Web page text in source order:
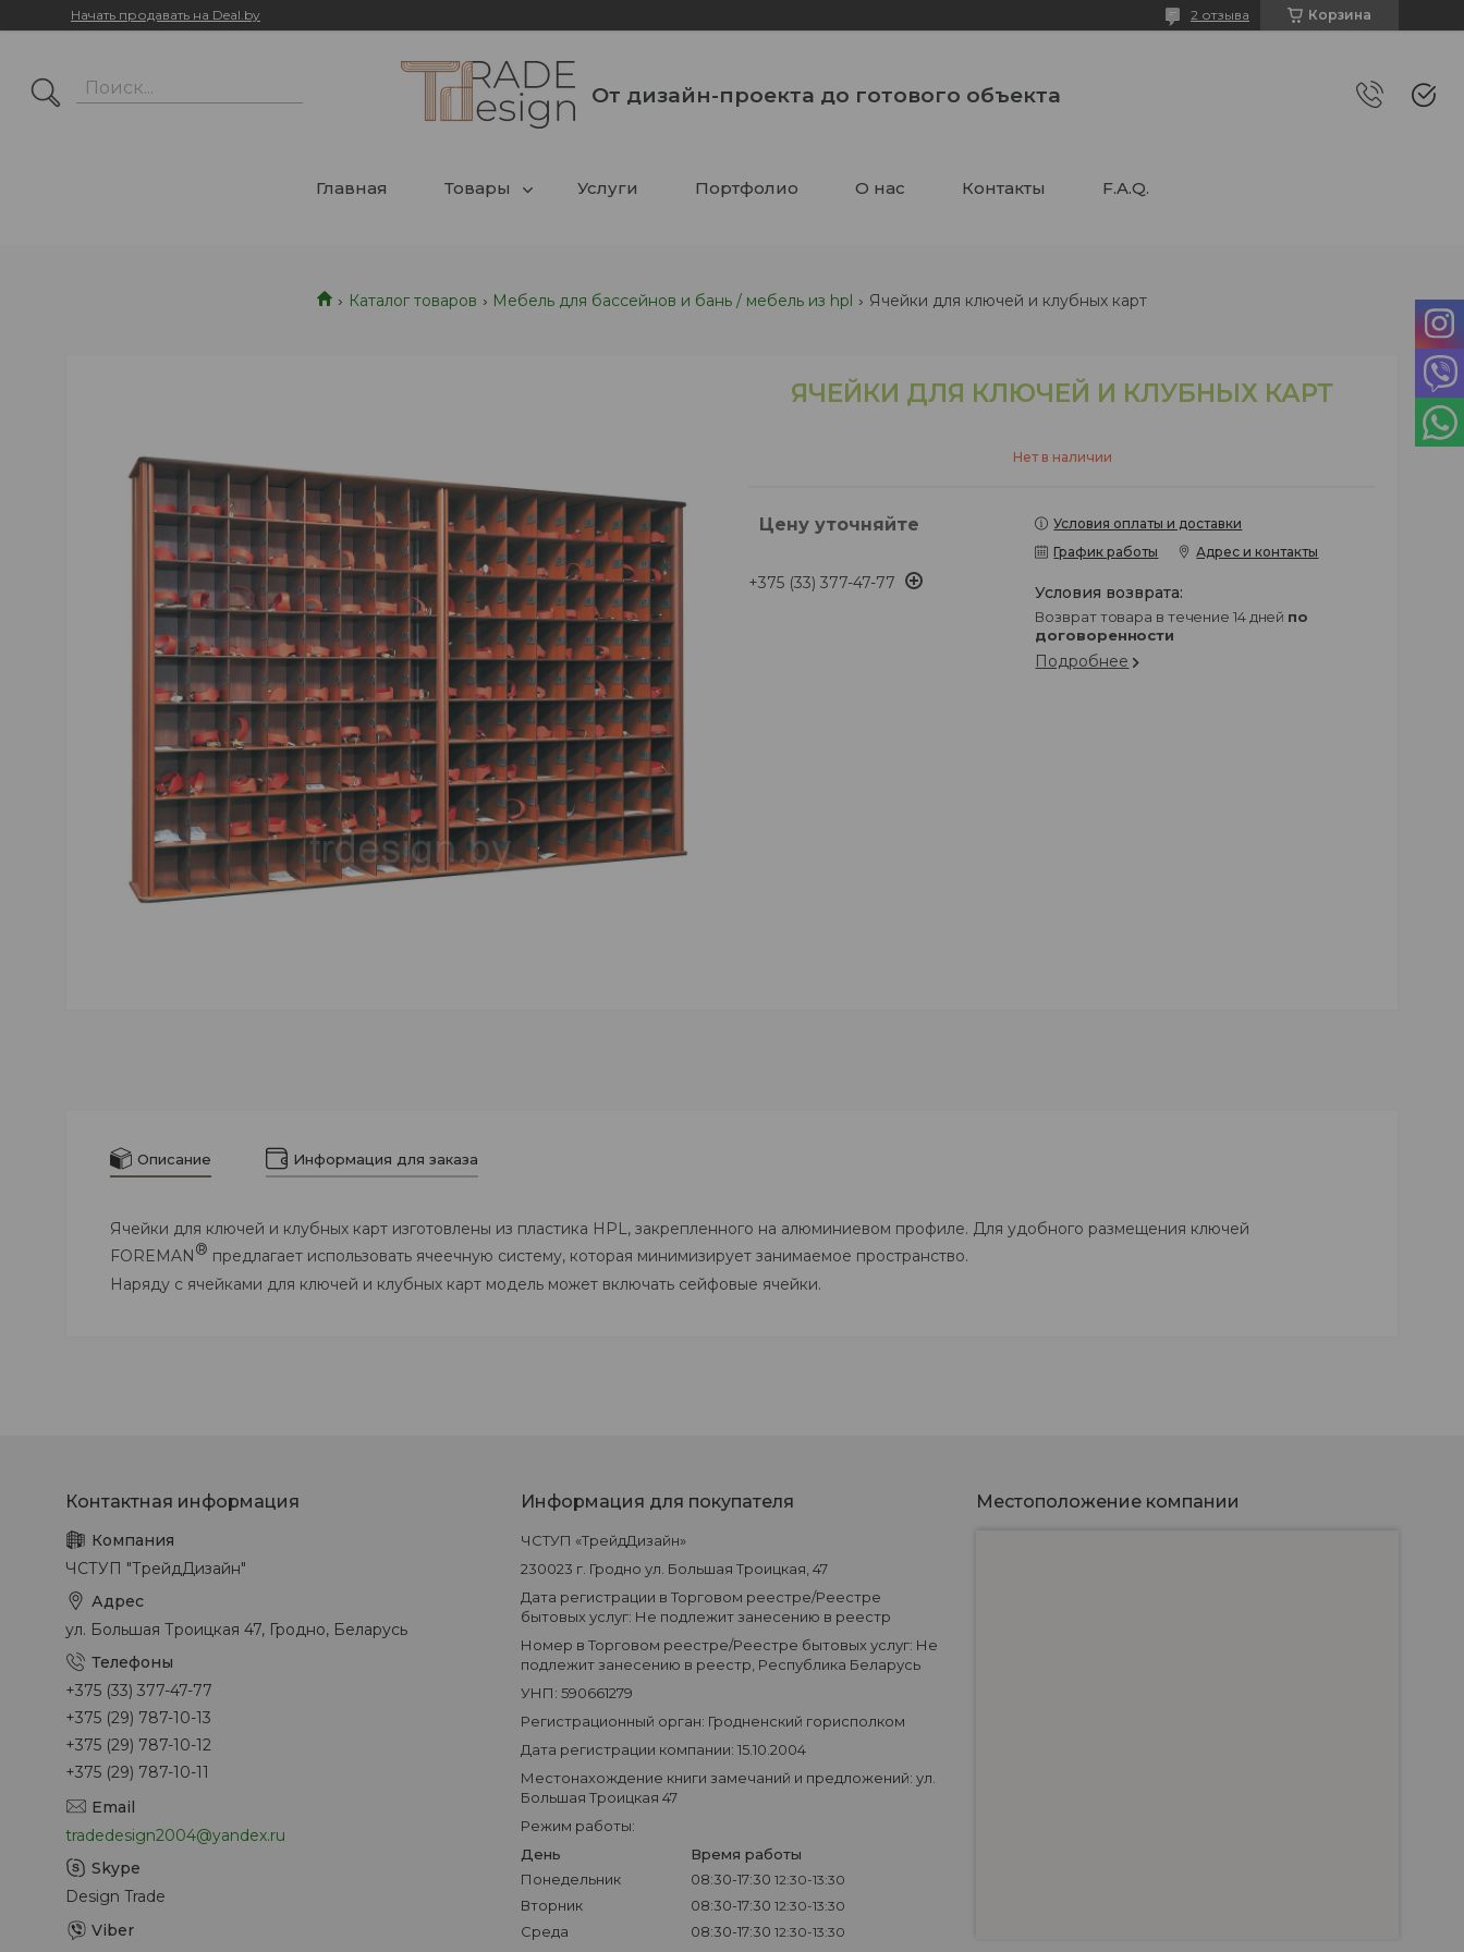
Начать продавать на Deal.by Корзина
2 отзыва
От дизайн-проекта до готового объекта
Главная Товары Услуги Портфолио О нас Контакты F.A.Q.
Каталог товаров Мебель для бассейнов и бань / мебель из hpl Ячейки для ключей и клубных карт
ЯЧЕЙКИ ДЛЯ КЛЮЧЕЙ И КЛУБНЫХ КАРТ
Нет в наличии
Цену уточняйте
+375 (33) 377-47-77
Условия оплаты и доставки
График работы
Адрес и контакты
возврат товара в течение 14 дней по
договоренности
Подробнее
Описание Информация для заказа
Ячейки для ключей и клубных карт изготовлены из пластика HPL, закрепленного на алюминиевом профиле. Для удобного размещения ключей
FOREMAN® предлагает использовать ячеечную систему, которая минимизирует занимаемое пространство.
Наряду с ячейками для ключей и клубных карт модель может включать сейфовые ячейки.
ЧСТУП "ТрейдДизайн"
ул. Большая Троицкая 47, Гродно, Беларусь
+375 (33) 377-47-77
+375 (29) 787-10-13
+375 (29) 787-10-12
+375 (29) 787-10-11
tradedesign2004@yandex.ru
Design Trade
Информация для покупателя
ЧСТУП «ТрейдДизайн»
230023 г. Гродно ул. Большая Троицкая, 47
Дата регистрации в Торговом реестре/Реестре
бытовых услуг: Не подлежит занесению в реестр
Номер в Торговом реестре/Реестре бытовых услуг: Не
подлежит занесению в реестр, Республика Беларусь
УНП: 590661279
Регистрационный орган: Гродненский горисполком
Дата регистрации компании: 15.10.2004
Местонахождение книги замечаний и предложений: ул.
Большая Троицкая 47
Режим работы:
День
Время работы
Понедельник
08:30-17:30 12:30-13:30
Вторник 08:30-17:30 12:30-13:30
Среда 08:30-17:30 12:30-13:30
Местоположение компании